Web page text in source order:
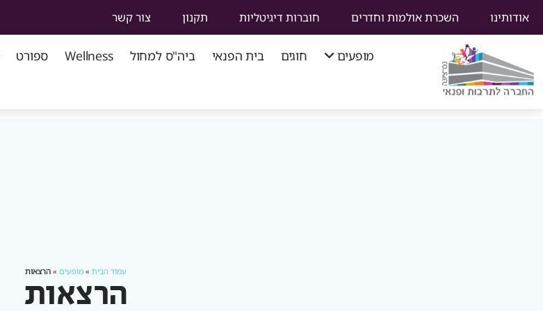
אודותינו השכרת אולמות וחדרים חוברות דיגיטליות תקנון צור קשר
מופעים חוגים בית הפנאי ביה"ס למחול Wellness ספורט
סוף
עמוד הבית » מופעים » הרצאות
הרצאות